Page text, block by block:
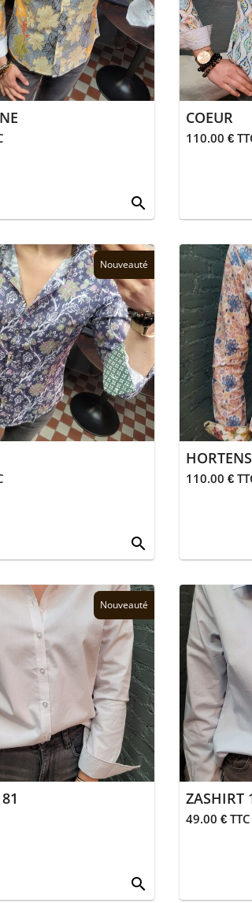
search
COEUR
110.00 €
Nouveauté
search
110.00 €
Nouveauté
search
ZASHIRT
49.00 € TTC